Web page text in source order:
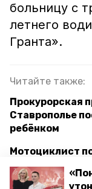
больницу с
летнего
Гранта».
Читайте также:
Прокурорская
Ставрополье
ребёнком
Мотоциклист
Ставрополье